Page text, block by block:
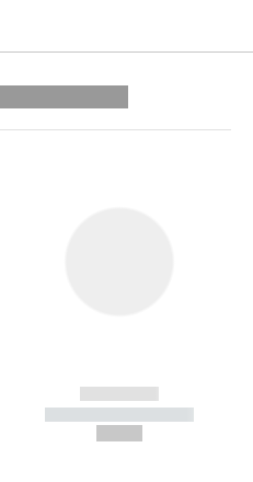
------------
----------- -----------